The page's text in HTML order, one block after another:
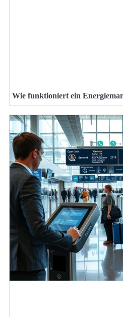
Wie funktioniert ein